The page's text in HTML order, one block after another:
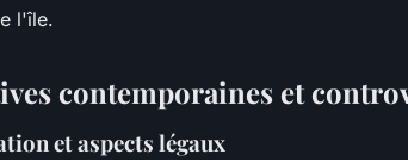
l'île.
contemporaines et
et aspects légaux